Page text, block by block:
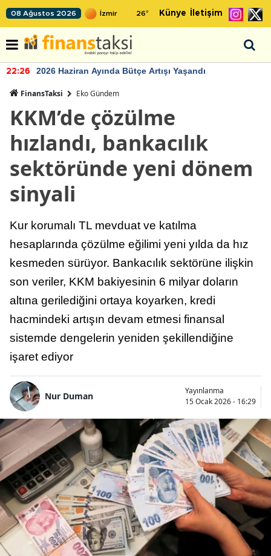
08 Ağustos 2026 26° Künye İletişim
22:26 2026 Haziran Ayında Bütçe Artışı Yaşandı
FinansTaksi Eko Gündem
KKM’de çözülme
hızlandı, bankacılık
sektöründe yeni dönem
sinyali
Kur korumalı TL mevduat ve katılma
hesaplarında çözülme eğilimi yeni yılda da hız
kesmeden sürüyor. Bankacılık sektörüne ilişkin
son veriler, KKM bakiyesinin 6 milyar doların
altına gerilediğini ortaya koyarken, kredi
hacmindeki artışın devam etmesi finansal
sistemde dengelerin yeniden şekillendiğine
işaret ediyor
Nur Duman
Yayınlanma
15 Ocak 2026 - 16:29